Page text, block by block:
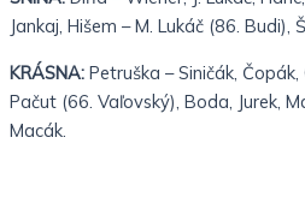
Jankaj, Hišem – M. Lukáč (86. Budi),
KRÁSNA: Petruška – Siničák,
Pačut (66. Vaľovský), Boda, Jurek,
Macák.